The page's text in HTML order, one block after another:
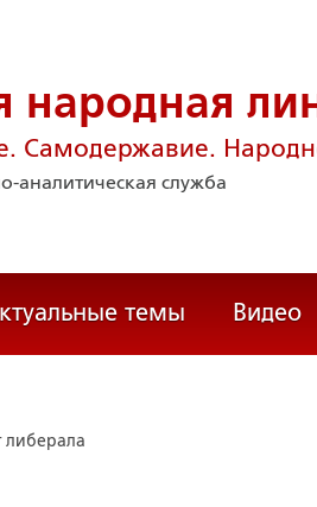
народная
Самодержавие.
служба
темы Видео
либерала